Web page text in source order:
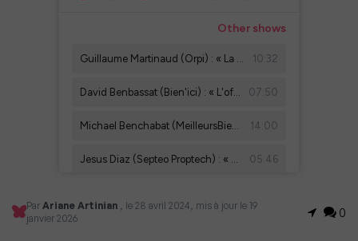
Par Ariane Artinian , le 28 avril 2024, mis à jour le 19
janvier 2026
0